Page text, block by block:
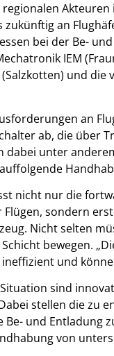
zukünftig an
bei der Be-
IEM
und
an
ab, die über
dabei unter
nicht nur die
sondern
Nicht selten
bewegen.
und
sind
stellen die zu
und Entladung
von